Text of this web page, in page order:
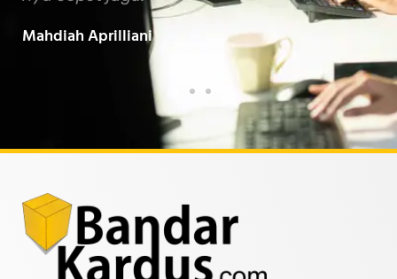
Baarokallahu Fiikum.."
Taufiqurrahman MZ